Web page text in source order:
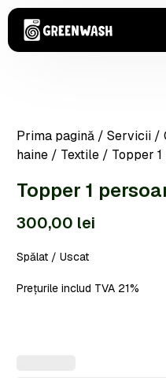
Prima pagină /Servicii /
haine / Textile / Topper 1
Topper 1
300,00 lei
Spălat / Uscat
Prețurile includ TVA 21%
Covoare
Haine
Industrială
Încălțăminte
Abonamente